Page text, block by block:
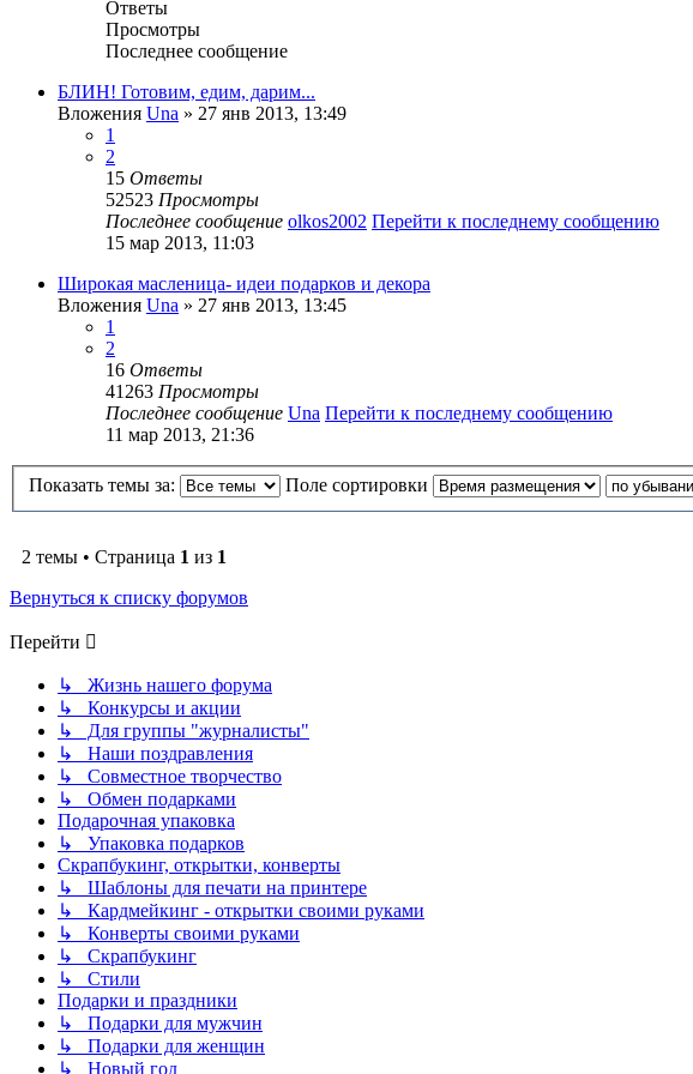
Ответы
Просмотры
Последнее сообщение
БЛИН! Готовим, едим, дарим...
Вложения Una » 27 янв 2013, 13:49
1
2
15 Ответы
52523 Просмотры
Последнее сообщение olkos2002 Перейти к последнему сообщению
15 мар 2013, 11:03
Широкая масленица- идеи подарков и декора
Вложения Una » 27 янв 2013, 13:45
1
2
16 Ответы
41263 Просмотры
Последнее сообщение Una Перейти к последнему сообщению
11 мар 2013, 21:36
Показать темы за: Поле сортировки
2 темы • Страница 1 из 1
Вернуться к списку форумов
Перейти
↳ Жизнь нашего форума
↳ Конкурсы и акции
↳ Для группы "журналисты"
↳ Наши поздравления
↳ Совместное творчество
↳ Обмен подарками
Подарочная упаковка
↳ Упаковка подарков
Скрапбукинг, открытки, конверты
↳ Шаблоны для печати на принтере
↳ Кардмейкинг - открытки своими руками
↳ Конверты своими руками
↳ Скрапбукинг
↳ Стили
Подарки и праздники
↳ Подарки для мужчин
↳ Подарки для женщин
↳ Новый год